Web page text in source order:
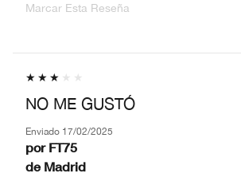
Marcar Esta Reseña
NO ME GUSTÓ
Enviado 17/02/2025
por FT75
de Madrid